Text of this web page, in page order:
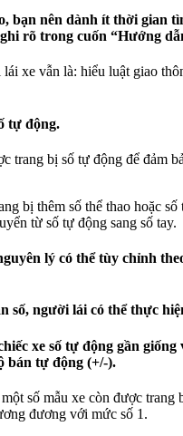
bạn nên dành ít thời gian
rõ trong cuốn “Hướng
xe vẫn là: hiểu luật giao
tự động.
trang bị số tự động để đảm
bị thêm số thể thao hoặc
từ số tự động sang số tay.
lý có thể tùy chỉnh
số, người lái có thể thực
xe số tự động gần
bán tự động (+/-).
số mẫu xe còn được
đương với mức số 1.